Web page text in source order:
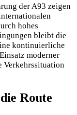
der A93 zeigen
hohes
bleibt die
kontinuierliche
moderner
Verkehrssituation
Route